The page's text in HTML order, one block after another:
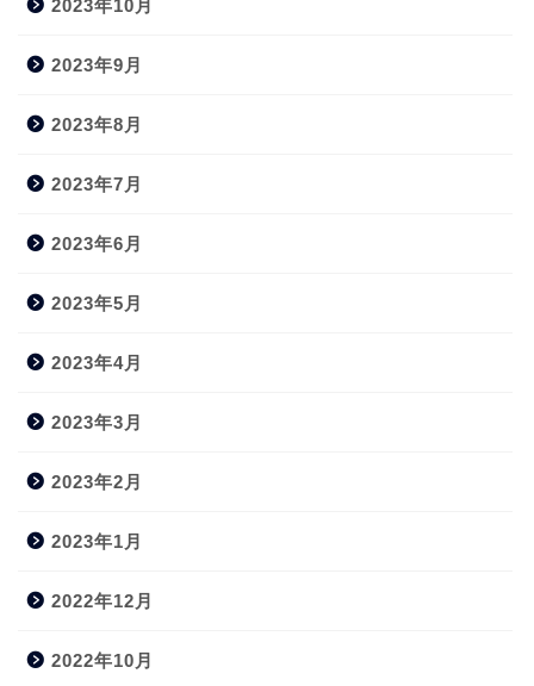
2023年10月
2023年9月
2023年8月
2023年7月
2023年6月
2023年5月
2023年4月
2023年3月
2023年2月
2023年1月
2022年12月
2022年10月